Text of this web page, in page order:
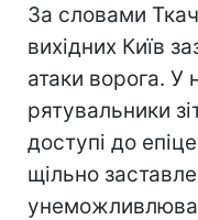
За словами
вихідних Київ
атаки ворога. У
рятувальники
доступі до
щільно